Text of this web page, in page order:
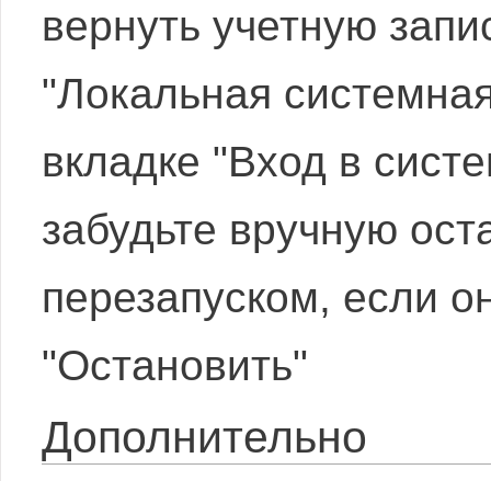
вернуть учетную
"Локальная
вкладке "Вход в
забудьте вручную
перезапуском, если
"Остановить"
Дополнительно